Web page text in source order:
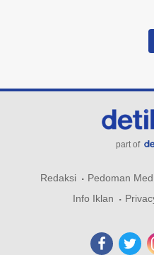
part of
Redaksi Pedoman
Info Iklan